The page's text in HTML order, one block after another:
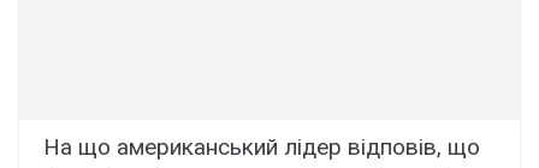
На що американський лідер відповів, що